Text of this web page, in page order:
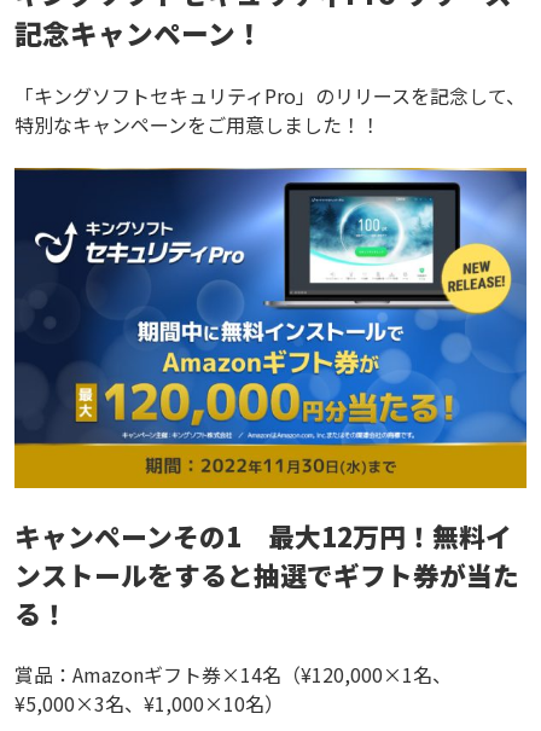
記念キャンペーン！
「キングソフトセキュリティPro」のリリースを記念して、
特別なキャンペーンをご用意しました！！
キャンペーンその1 最大12万円！無料イ
ンストールをすると抽選でギフト券が当た
る！
賞品：Amazonギフト券×14名（¥120,000×1名、
¥5,000×3名、¥1,000×10名）